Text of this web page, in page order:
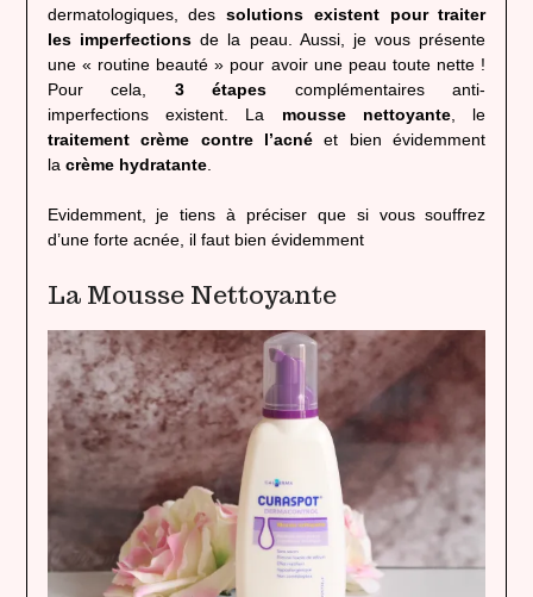
dermatologiques, dessolutions existent pour traiter
les imperfectionsde la peau. Aussi, je vous présente
une « routine beauté » pour avoir une peau toute nette !
Pour cela, 3 étapes complémentaires anti-
imperfections existent. La mousse nettoyante , le
traitement crème contre l’acné et bien évidemment
la crème hydratante.
Evidemment, je tiens à préciser que si vous souffrez
d’une forte acnée, il faut bien évidemment
La Mousse Nettoyante